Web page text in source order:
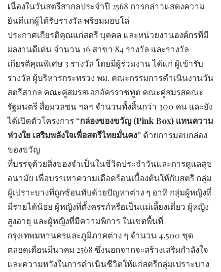
เนื่องในวันสตรีสากลประจำปี 2568 การกล่าวแสดงความ
ยินดีแก่ผู้ได้รับรางวัล พร้อมมอบโล่
ประกาศเกียรติคุณแก่สตรี บุคคล และหน่วยงานองค์กรที่มี
ผลงานดีเด่น จำนวน 16 สาขา 84 รางวัล และรางวัล
เกียรติคุณพิเศษ 3 รางวัล โดยมีผู้ร่วมงาน ได้แก่ ผู้เข้ารับ
รางวัล ผู้บริหารกระทรวง พม. คณะกรรมการดำเนินงานวัน
สตรีสากล คณะคู่สมรสเอกอัครราชทูต คณะคู่สมรสคณะ
รัฐมนตรี สื่อมวลชน ฯลฯ จำนวนทั้งสิ้นกว่า 300 คน และยัง
ได้เปิดตัวโครงการ “กล่องของขวัญ (Pink Box) แทนความ
ห่วงใย เสริมพลังใจเพื่อสตรีไทยมั่นคง” ด้วยการมอบกล่อง
ของขวัญ
ที่บรรจุด้วยสิ่งของจำเป็นในชีวิตประจำวันและการดูแลสุข
อนามัย เพื่อบรรเทาความเดือดร้อนเบื้องต้นให้กับสตรี กลุ่ม
ผู้เปราะบางที่ถูกซ้อนทับด้วยปัญหาต่าง ๆ อาทิ กลุ่มผู้หญิงที่
มีรายได้น้อย ผู้หญิงที่ตั้งครรภ์หรือเป็นแม่เลี้ยงเดี่ยว ผู้หญิง
สูงอายุ และผู้หญิงที่มีความพิการ ในเขตพื้นที่
กรุงเทพมหานครและภูมิภาคต่าง ๆ จำนวน 4,500 ชุด
ตลอดเดือนมีนาคม 2568 ซึ่งนอกจากจะสร้างเสริมกำลังใจ
และความหวังในการดำเนินชีวิตให้แก่สตรีกลุ่มเปราะบาง